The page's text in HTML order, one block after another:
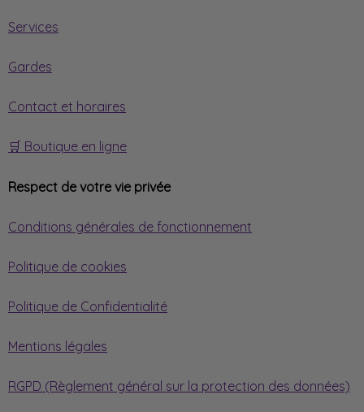
Services
Gardes
Contact et horaires
🛒 Boutique en ligne
Respect de votre vie privée
Conditions générales de fonctionnement
Politique de cookies
Politique de Confidentialité
Mentions légales
RGPD (Règlement général sur la protection des données)